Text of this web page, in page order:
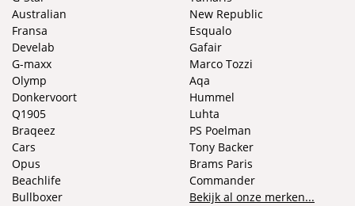
Australian
Fransa
Develab
G-maxx
Olymp
Donkervoort
Q1905
Braqeez
Cars
Opus
Beachlife
Bullboxer
New Republic
Esqualo
Gafair
Marco Tozzi
Aqa
Hummel
Luhta
PS Poelman
Tony Backer
Brams Paris
Commander
Bekijk al onze merken...